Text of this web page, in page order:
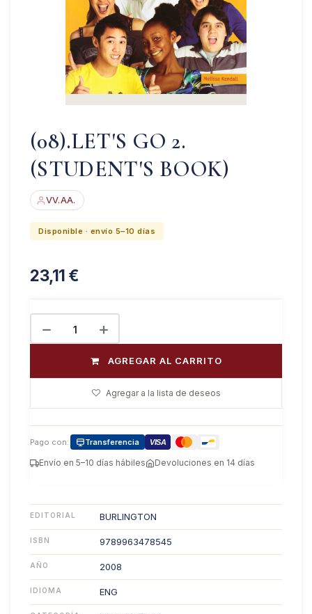
(08).LET'S GO 2.
(STUDENT'S BOOK)
VV.AA.
Disponible · envío 5–10 días
23,11 €
AGREGAR AL CARRITO
Agregar a la lista de deseos
Pago con: Transferencia VISA
Envío en 5–10 días hábiles Devoluciones en 14 días
EDITORIAL BURLINGTON
ISBN 9789963478545
AÑO 2008
IDIOMA ENG